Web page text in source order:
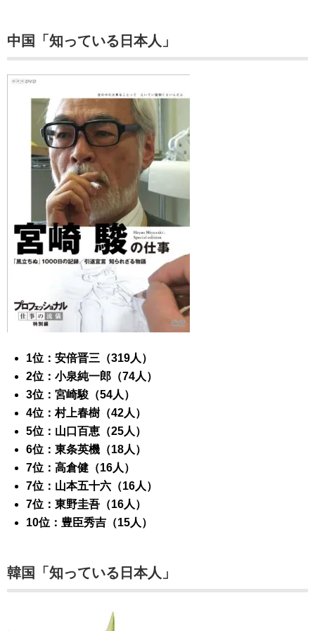
中国「知っている日本人」
1位：安倍晋三（319人）
2位：小泉純一郎（74人）
3位：宮崎駿（54人）
4位：村上春樹（42人）
5位：山口百恵（25人）
6位：東条英機（18人）
7位：高倉健（16人）
7位：山本五十六（16人）
7位：東野圭吾（16人）
10位：豊臣秀吉（15人）
韓国「知っている日本人」